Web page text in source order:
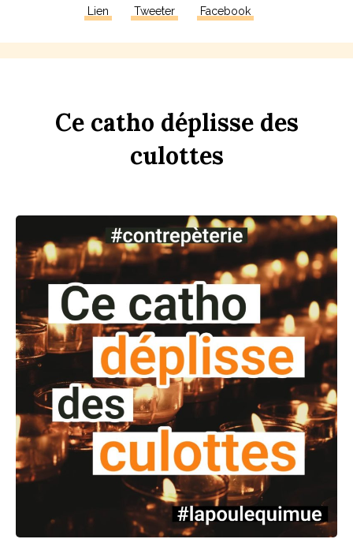
Lien Tweeter Facebook
Ce catho déplisse des
culottes